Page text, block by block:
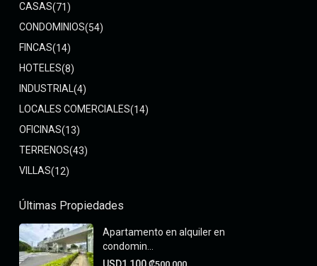
CASAS(71)
CONDOMINIOS(54)
FINCAS(14)
HOTELES(8)
INDUSTRIAL(4)
LOCALES COMERCIALES(14)
OFICINAS(13)
TERRENOS(43)
VILLAS(12)
Últimas Propiedades
Apartamento en alquiler en
condomin...